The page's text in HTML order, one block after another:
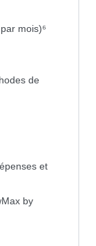
mois)⁶
de
et
by